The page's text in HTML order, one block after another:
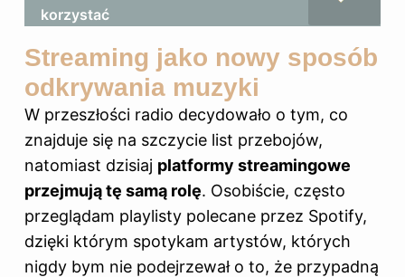
korzystać
Streaming jako nowy sposób
odkrywania muzyki
W przeszłości radio decydowało o tym, co
znajduje się na szczycie list przebojów,
natomiast dzisiaj platformy streamingowe
przejmują tę samą rolę. Osobiście, często
przeglądam playlisty polecane przez Spotify,
dzięki którym spotykam artystów, których
nigdy bym nie podejrzewał o to, że przypadną